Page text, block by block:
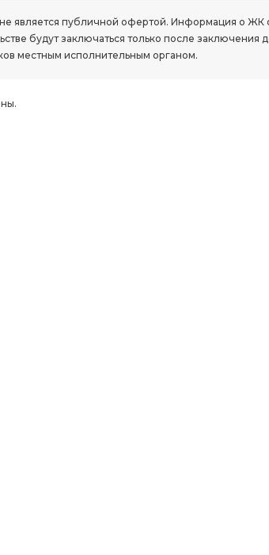
не является публичной офертой. Информация о
будут заключаться только после заключения
местным исполнительным органом.